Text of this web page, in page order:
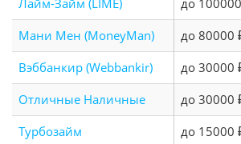
Лайм-Займ (LIME)
до
Мани Мен (MoneyMan)
до 80000
Вэббанкир (Webbankir)
до 30000
Отличные Наличные
до 30000
Турбозайм
до 15000